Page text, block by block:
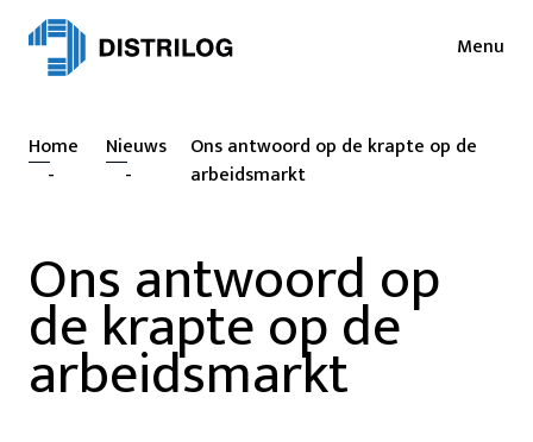
Pers
EN
FR
Menu
Sectoren
Duurzaamheid
Jobs
Home
-
Nieuws
-
Ons antwoord op de krapte op de
arbeidsmarkt
Ons antwoord op
de krapte op de
arbeidsmarkt